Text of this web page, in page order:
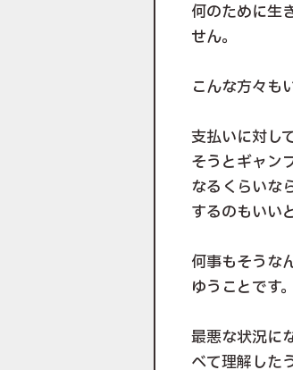
何のために生
せん。
こんな方々も
支払いに対し
そうとギャン
なるくらいな
するのもいい
何事もそうな
ゆうことです。
最悪な状況に
べて理解した